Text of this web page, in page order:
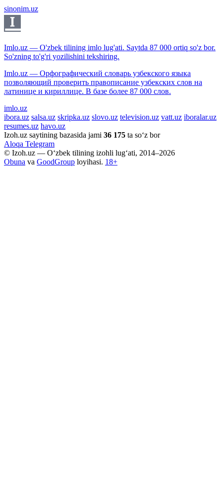
sinonim.uz
Imlo.uz — O'zbek tilining imlo lug'ati. Saytda 87 000 ortiq so'z bor.
So'zning to'g'ri yozilishini tekshiring.
Imlo.uz — Орфографический словарь узбекского языка
позволяющий проверить правописание узбекских слов на
латинице и кириллице. В базе более 87 000 слов.
imlo.uz
ibora.uz salsa.uz skripka.uz slovo.uz television.uz vatt.uz iboralar.uz
resumes.uz havo.uz
Izoh.uz saytining bazasida jami 36 175 ta so‘z bor
Aloqa Telegram
© Izoh.uz — O‘zbek tilining izohli lug‘ati, 2014–2026
Obuna va GoodGroup loyihasi. 18+